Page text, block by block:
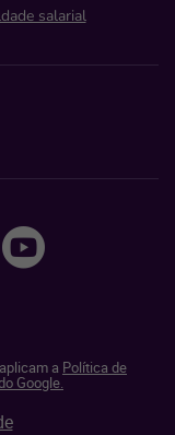
salarial
a Política de
Google.